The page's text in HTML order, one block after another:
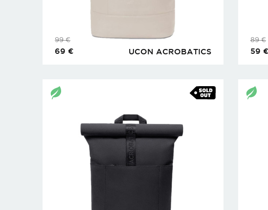
UCON ACROBATICS
99€
69 €
89€
59 €